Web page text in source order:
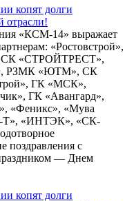
отрасли!
«КСМ-14» выражает
«Ростовстрой»,
«СТРОЙТРЕСТ»,
РЗМК «ЮТМ», СК
ГК «МСК»,
ГК «Авангард»,
«Феникс», «Мува
Т», «ИНТЭК», «СК-
поздравления с
— Днем